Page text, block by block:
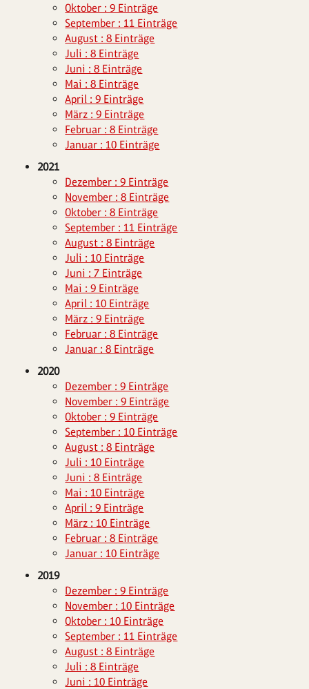
Oktober : 9 Einträge
September : 11 Einträge
August : 8 Einträge
Juli : 8 Einträge
Juni : 8 Einträge
Mai : 8 Einträge
April : 9 Einträge
März : 9 Einträge
Februar : 8 Einträge
Januar : 10 Einträge
2021
Dezember : 9 Einträge
November : 8 Einträge
Oktober : 8 Einträge
September : 11 Einträge
August : 8 Einträge
Juli : 10 Einträge
Juni : 7 Einträge
Mai : 9 Einträge
April : 10 Einträge
März : 9 Einträge
Februar : 8 Einträge
Januar : 8 Einträge
2020
Dezember : 9 Einträge
November : 9 Einträge
Oktober : 9 Einträge
September : 10 Einträge
August : 8 Einträge
Juli : 10 Einträge
Juni : 8 Einträge
Mai : 10 Einträge
April : 9 Einträge
März : 10 Einträge
Februar : 8 Einträge
Januar : 10 Einträge
2019
Dezember : 9 Einträge
November : 10 Einträge
Oktober : 10 Einträge
September : 11 Einträge
August : 8 Einträge
Juli : 8 Einträge
Juni : 10 Einträge